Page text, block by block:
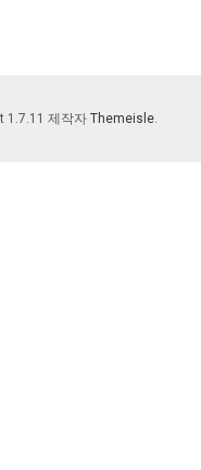
1.7.11 제작자 Themeisle.